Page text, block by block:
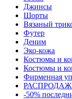
Джинсы
Шорты
Вязаный
Футер
Деним
Эко-кожа
Костюмы и
Костюмы и
Фирменная
-50%